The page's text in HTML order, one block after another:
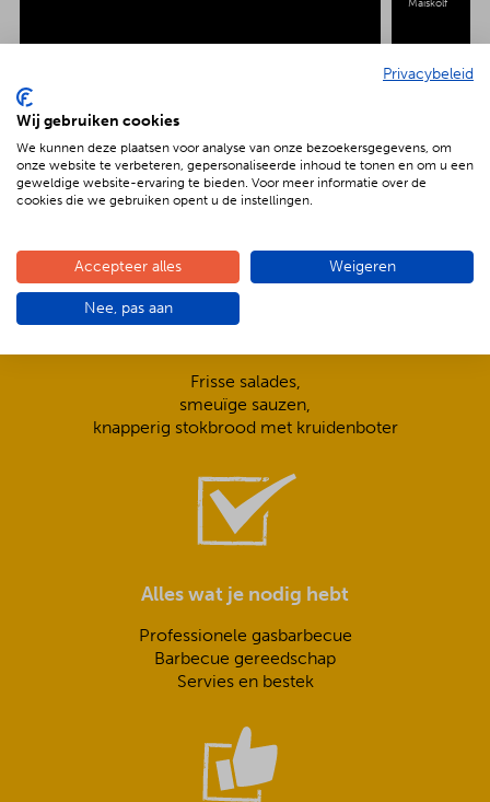
Maiskolf
De voordelen van BBQenzo.nl
Frisse salades,
smeuïge sauzen,
knapperig stokbrood met kruidenboter
Alles wat je nodig hebt
Professionele gasbarbecue
Barbecue gereedschap
Servies en bestek
Privacybeleid
Wij gebruiken cookies
We kunnen deze plaatsen voor analyse van onze bezoekersgegevens, om
onze website te verbeteren, gepersonaliseerde inhoud te tonen en om u een
geweldige website-ervaring te bieden. Voor meer informatie over de
cookies die we gebruiken opent u de instellingen.
Accepteer alles Weigeren
Nee, pas aan